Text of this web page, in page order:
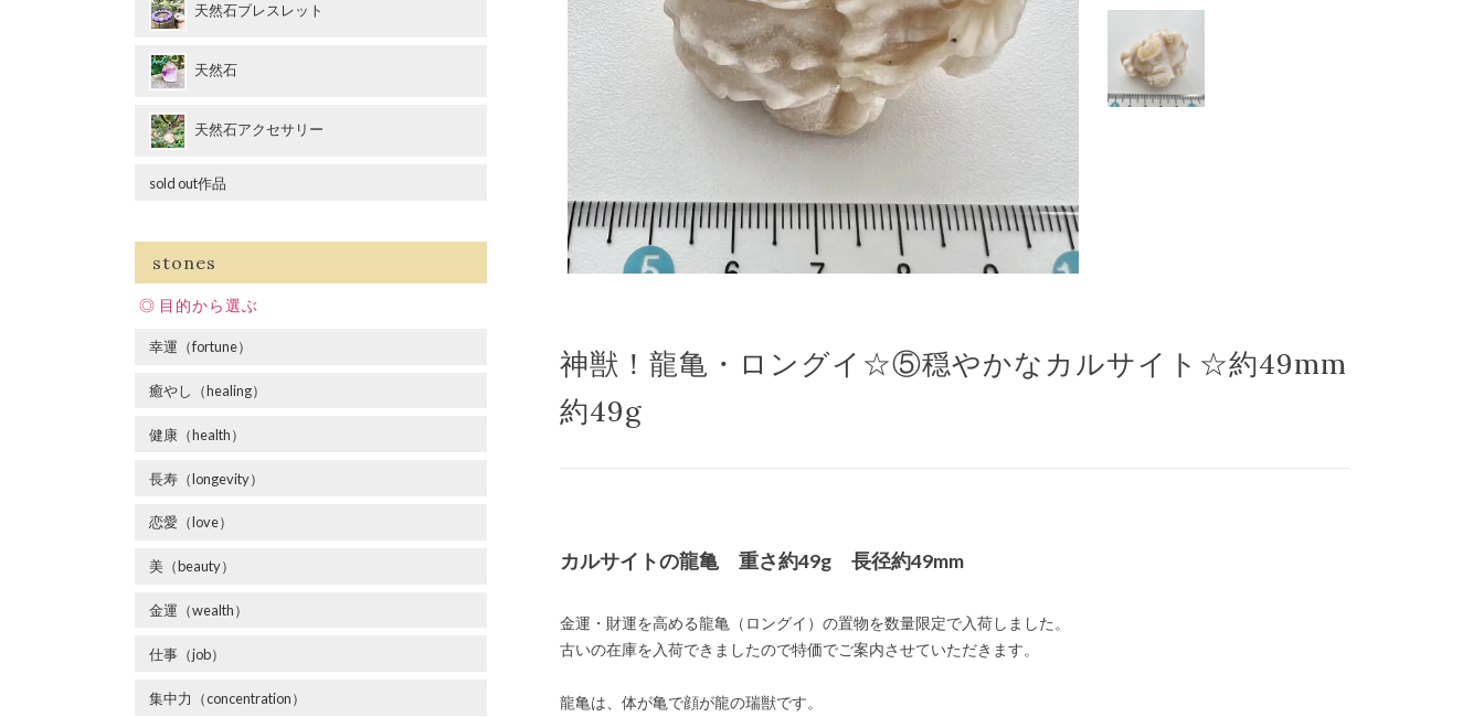
神獣！龍亀・ロングイ☆⑤穏やかなカルサイト☆約49mm
約49g
カルサイトの龍亀 重さ約49g 長径約49mm
金運・財運を高める龍亀（ロングイ）の置物を数量限定で入荷しました。
古いの在庫を入荷できましたので特価でご案内させていただきます。
龍亀は、体が亀で顔が龍の瑞獣です。
天然石ブレスレット
天然石
天然石アクセサリー
sold out作品
stones
目的から選ぶ
幸運（fortune）
癒やし（healing）
健康（health）
長寿（longevity）
恋愛（love）
美（beauty）
金運（wealth）
仕事（job）
集中力（concentration）